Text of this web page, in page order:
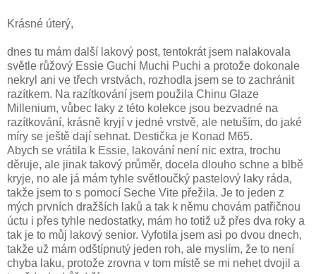
Krásné úterý,
dnes tu mám další lakový post, tentokrát jsem nalakovala
světle růžový Essie Guchi Muchi Puchi a protože dokonale
nekryl ani ve třech vrstvách, rozhodla jsem se to zachránit
razítkem. Na razítkování jsem použila Chinu Glaze
Millenium, vůbec laky z této kolekce jsou bezvadné na
razítkování, krásně kryjí v jedné vrstvě, ale netuším, do jaké
míry se ještě dají sehnat. Destička je Konad M65.
Abych se vrátila k Essie, lakování není nic extra, trochu
děruje, ale jinak takový průměr, docela dlouho schne a blbě
kryje, no ale já mám tyhle světloučký pastelový laky ráda,
takže jsem to s pomocí Seche Vite přežila. Je to jeden z
mých prvních dražších laků a tak k němu chovám patřičnou
úctu i přes tyhle nedostatky, mám ho totiž už přes dva roky a
tak je to můj lakový senior. Vyfotila jsem asi po dvou dnech,
takže už mám odštípnutý jeden roh, ale myslím, že to není
chyba laku, protože zrovna v tom místě se mi nehet dvojil a